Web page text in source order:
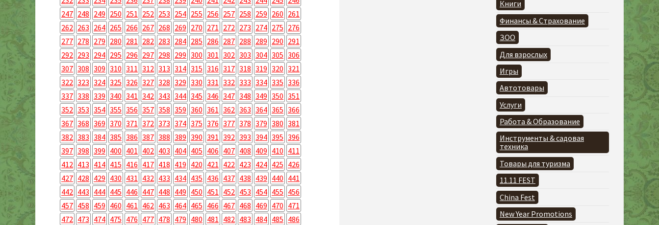
247 248 249 250 251 252 253 254 255 256 257 258 259 260 261
262 263 264 265 266 267 268 269 270 271 272 273 274 275 276
277 278 279 280 281 282 283 284 285 286 287 288 289 290 291
292 293 294 295 296 297 298 299 300 301 302 303 304 305 306
307 308 309 310 311 312 313 314 315 316 317 318 319 320 321
322 323 324 325 326 327 328 329 330 331 332 333 334 335 336
337 338 339 340 341 342 343 344 345 346 347 348 349 350 351
352 353 354 355 356 357 358 359 360 361 362 363 364 365 366
367 368 369 370 371 372 373 374 375 376 377 378 379 380 381
382 383 384 385 386 387 388 389 390 391 392 393 394 395 396
397 398 399 400 401 402 403 404 405 406 407 408 409 410 411
412 413 414 415 416 417 418 419 420 421 422 423 424 425 426
427 428 429 430 431 432 433 434 435 436 437 438 439 440 441
442 443 444 445 446 447 448 449 450 451 452 453 454 455 456
457 458 459 460 461 462 463 464 465 466 467 468 469 470 471
472 473 474 475 476 477 478 479 480 481 482 483 484 485 486
Книги
Финансы & Страхование
ЗОО
Для взрослых
Игры
Автотовары
Услуги
Работа & Образование
Инструменты & садовая
техника
Товары для туризма
11.11 FEST
China Fest
New Year Promotions